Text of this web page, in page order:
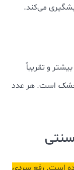
می‌کند.
بیشتر و تقریباً
خشک است. هر عدد
است. رفعسردی